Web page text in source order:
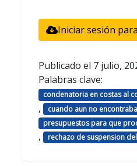
Iniciar sesión
Publicado el 7 julio,
Palabras clave:
condenatoria en costas al
, cuando aun no
presupuestos para que
, rechazo de suspension